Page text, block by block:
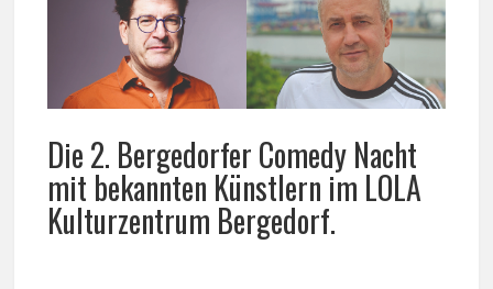
Die 2. Bergedorfer Comedy Nacht
mit bekannten Künstlern im LOLA
Kulturzentrum Bergedorf.